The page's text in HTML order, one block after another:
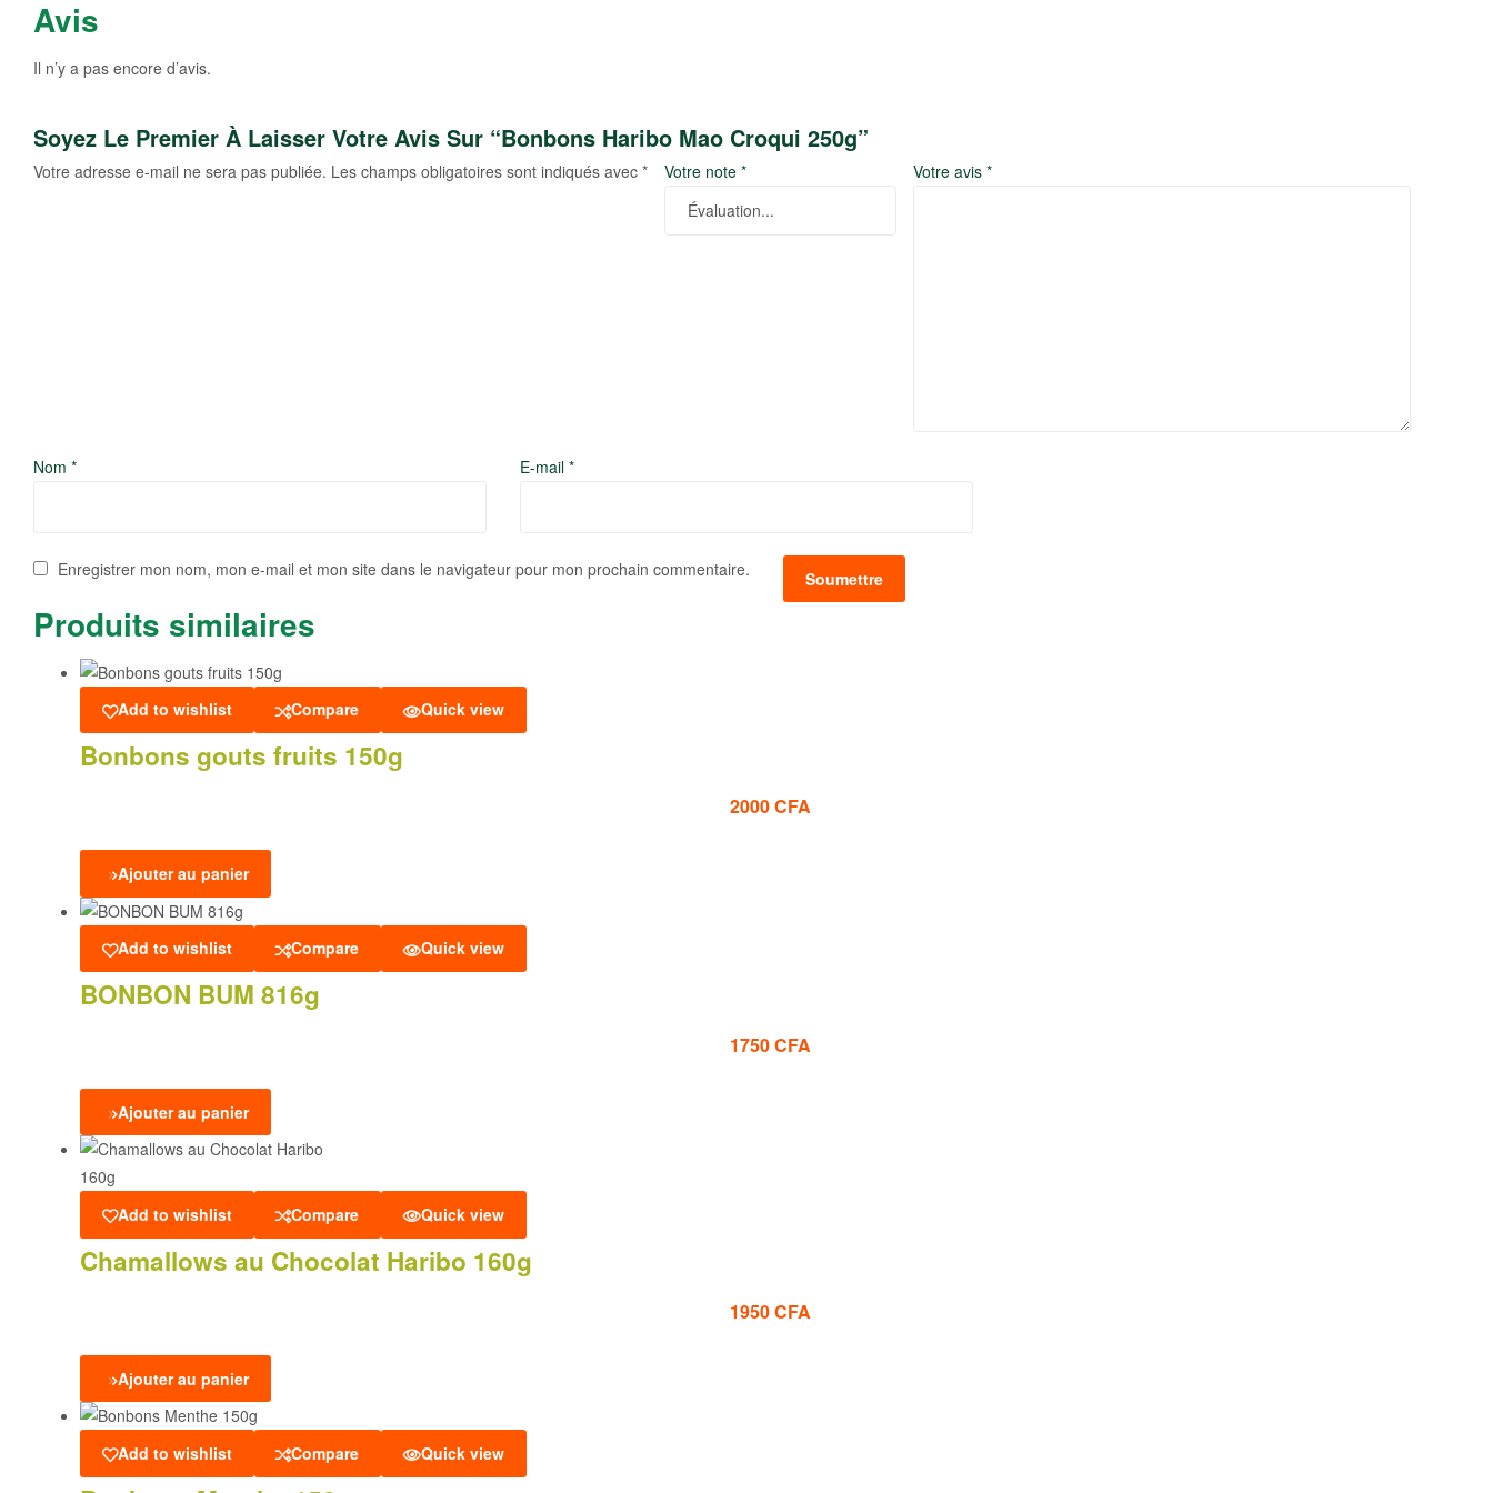
Avis
Il n’y a pas encore d’avis.
Soyez Le Premier À Laisser Votre Avis Sur “Bonbons Haribo Mao Croqui 250g”
Votre adresse e-mail ne sera pas publiée. Les champs obligatoires sont indiqués avec * Votre note * Votre avis *
Nom * E-mail *
Enregistrer mon nom, mon e-mail et mon site dans le navigateur pour mon prochain commentaire.
Produits similaires
Add to wishlist Compare Quick view
Bonbons gouts fruits 150g
2000CFA
Ajouter au panier
Add to wishlist Compare Quick view
BONBON BUM 816g
1750CFA
Ajouter au panier
Add to wishlist Compare Quick view
Chamallows au Chocolat Haribo 160g
1950CFA
Ajouter au panier
Add to wishlist Compare Quick view